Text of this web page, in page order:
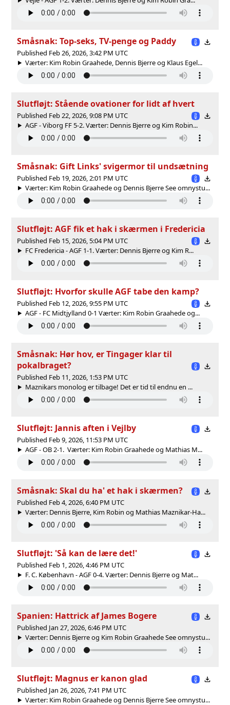
Småsnak: Top-seks, TV-penge og Paddy
Published Feb 26, 2026, 3:42 PM UTC
Værter: Kim Robin Graahede, Dennis Bjerre og Klaus Egel...
Slutfløjt: Stående ovationer for lidt af hvert
Published Feb 22, 2026, 9:08 PM UTC
AGF - Viborg FF 5-2. Værter: Dennis Bjerre og Kim Robin...
Småsnak: Gift Links' svigermor til undsætning
Published Feb 19, 2026, 2:01 PM UTC
Værter: Kim Robin Graahede og Dennis Bjerre See omnystu...
Slutfløjt: AGF fik et hak i skærmen i Fredericia
Published Feb 15, 2026, 5:04 PM UTC
FC Fredericia - AGF 1-1. Værter: Dennis Bjerre og Kim R...
Slutfløjt: Hvorfor skulle AGF tabe den kamp?
Published Feb 12, 2026, 9:55 PM UTC
AGF - FC Midtjylland 0-1 Værter: Kim Robin Graahede og...
Småsnak: Hør hov, er Tingager klar til
pokalbraget?
Published Feb 11, 2026, 1:53 PM UTC
Maznikars monolog er tilbage! Det er tid til endnu en ...
Slutfløjt: Jannis aften i Vejlby
Published Feb 9, 2026, 11:53 PM UTC
AGF - OB 2-1. Værter: Kim Robin Graahede og Mathias M...
Småsnak: Skal du ha' et hak i skærmen?
Published Feb 4, 2026, 6:40 PM UTC
Værter: Dennis Bjerre, Kim Robin og Mathias Maznikar-Ha...
Slutfløjt: 'Så kan de lære det!'
Published Feb 1, 2026, 4:46 PM UTC
F. C. København - AGF 0-4. Værter: Dennis Bjerre og Mat...
Spanien: Hattrick af James Bogere
Published Jan 27, 2026, 6:46 PM UTC
Værter: Dennis Bjerre og Kim Robin Graahede See omnystu...
Slutfløjt: Magnus er kanon glad
Published Jan 26, 2026, 7:41 PM UTC
Værter: Kim Robin Graahede og Dennis Bjerre See omnystu...